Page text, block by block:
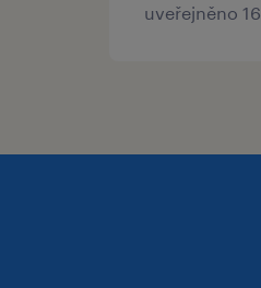
uveřejněno